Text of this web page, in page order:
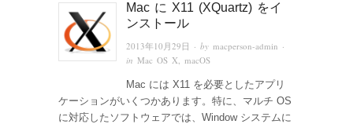
Mac に X11 (XQuartz) をイ
ンストール
2013年10月29日 · by macperson-admin ·
inMac OS X macOS
Mac には X11 を必要としたアプリ
ケーションがいくつかあります。特に、マルチ OS
に対応したソフトウェアでは、Window システムに